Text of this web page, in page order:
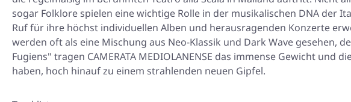
sogar Folklore spielen eine wichtige Rolle in der musikalischen DNA der
Ruf für ihre höchst individuellen Alben und herausragenden Konzerte
werden oft als eine Mischung aus Neo-Klassik und Dark Wave gesehen,
Fugiens" tragen CAMERATA MEDIOLANENSE das immense Gewicht
haben, hoch hinauf zu einem strahlenden neuen Gipfel.